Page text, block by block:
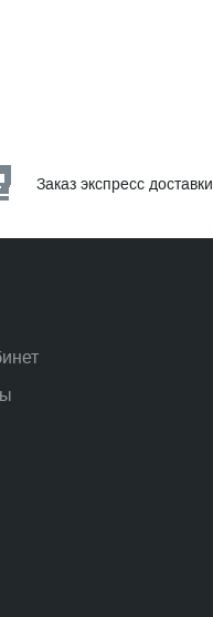
Заказ экспресс доставки